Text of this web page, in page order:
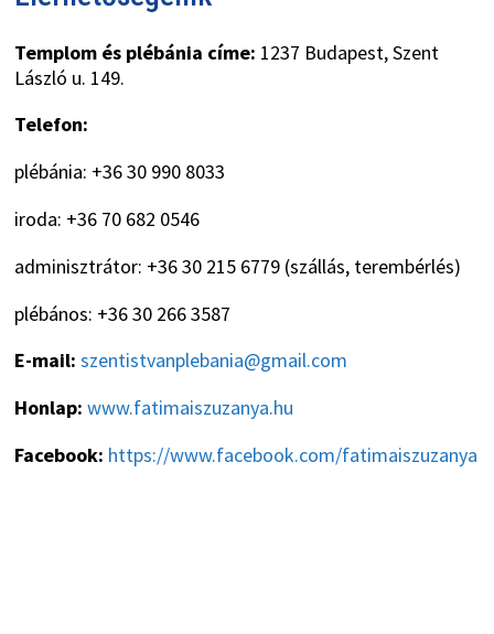
Templom és plébánia címe: 1237 Budapest, Szent
László u. 149.
Telefon:
plébánia: +36 30 990 8033
iroda: +36 70 682 0546
adminisztrátor: +36 30 215 6779 (szállás, terembérlés)
plébános: +36 30 266 3587
E-mail: szentistvanplebania@gmail.com
Honlap: www.fatimaiszuzanya.hu
Facebook: https://www.facebook.com/fatimaiszuzanya